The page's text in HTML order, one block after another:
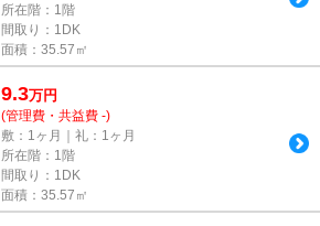
所在階：1階
間取り：1DK
面積：35.57㎡
9.3万円
(管理費・共益費 -)
敷：1ヶ月｜礼：1ヶ月
所在階：1階
間取り：1DK
面積：35.57㎡